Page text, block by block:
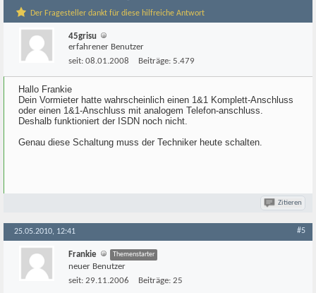
Der Fragesteller dankt für diese hilfreiche Antwort
45grisu
erfahrener Benutzer
seit: 08.01.2008 Beiträge: 5.479
Hallo Frankie
Dein Vormieter hatte wahrscheinlich einen 1&1 Komplett-Anschluss
oder einen 1&1-Anschluss mit analogem Telefon-anschluss.
Deshalb funktioniert der ISDN noch nicht.
Genau diese Schaltung muss der Techniker heute schalten.
Zitieren
25.05.2010, 12:41 #5
Frankie Themenstarter
neuer Benutzer
seit: 29.11.2006 Beiträge: 25